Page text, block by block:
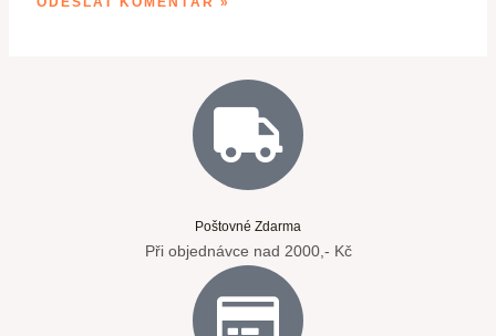
Poštovné Zdarma
Při objednávce nad 2000,- Kč